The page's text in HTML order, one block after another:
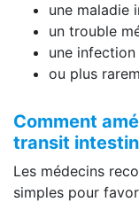
une maladie
un trouble
une infection
ou plus
Comment
transit
Les médecins
simples pour